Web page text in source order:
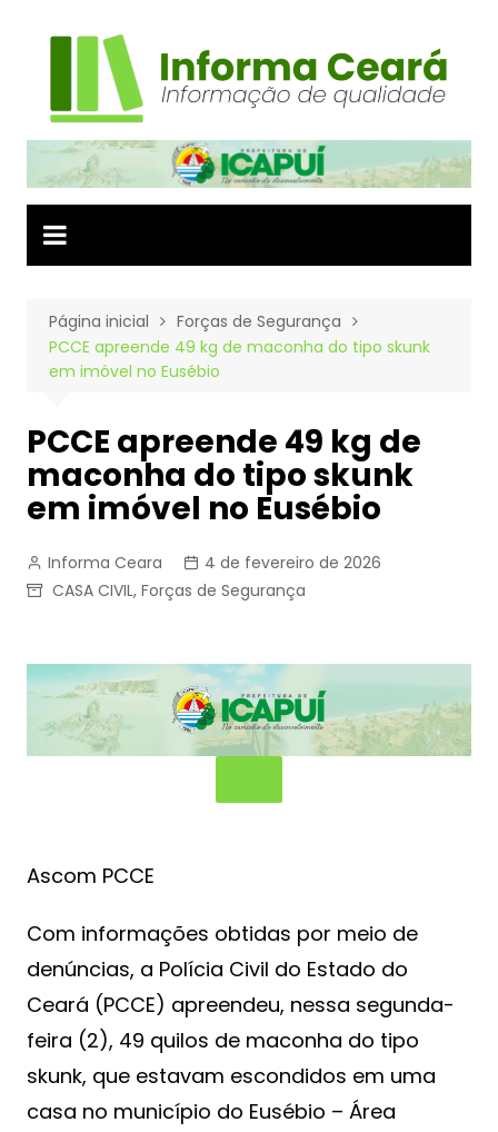
Página inicial
Forças de Segurança
PCCE apreende 49 kg de maconha do tipo skunk
em imóvel no Eusébio
PCCE apreende 49 kg de
maconha do tipo skunk
em imóvel no Eusébio
Informa Ceara
4 de fevereiro de 2026
CASA CIVIL, Forças de Segurança
Ascom PCCE
Com informações obtidas por meio de
denúncias, a Polícia Civil do Estado do
Ceará (PCCE) apreendeu, nessa segunda-
feira (2), 49 quilos de maconha do tipo
skunk, que estavam escondidos em uma
casa no município do Eusébio – Área